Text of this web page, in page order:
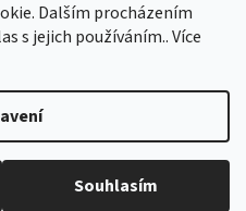
Dalším procházením
s jejich používáním.. Více
Souhlasím
Shoptet
. Všechna práva vyhrazena.